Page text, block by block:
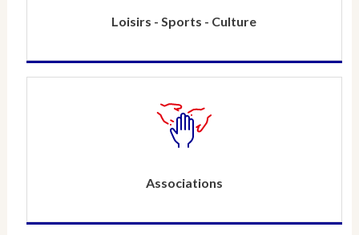
Loisirs - Sports - Culture
Associations